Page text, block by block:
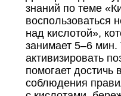
знаний по теме
воспользоваться
над кислотой»,
занимает 5–6 мин.
активизировать
помогает достичь
соблюдения